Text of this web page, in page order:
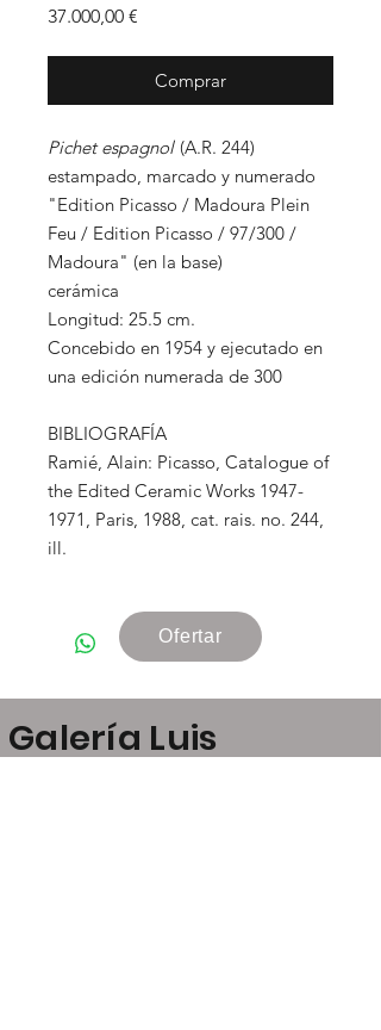
37.000,00 €
Comprar
Pichet espagnol (A.R. 244)
estampado, marcado y numerado
"Edition Picasso / Madoura Plein
Feu / Edition Picasso / 97/300 /
Madoura" (en la base)
cerámica
Longitud: 25.5 cm.
Concebido en 1954 y ejecutado en
una edición numerada de 300
BIBLIOGRAFÍA
Ramié, Alain: Picasso, Catalogue of
the Edited Ceramic Works 1947-
1971, Paris, 1988, cat. rais. no. 244,
ill.
Ofertar
Galería Luis